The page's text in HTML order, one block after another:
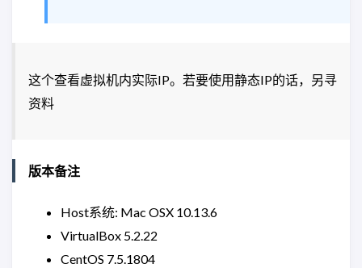
这个查看虚拟机内实际IP。若要使用静态IP的话，另寻
资料
版本备注
Host系统: Mac OSX 10.13.6
VirtualBox 5.2.22
CentOS 7.5.1804